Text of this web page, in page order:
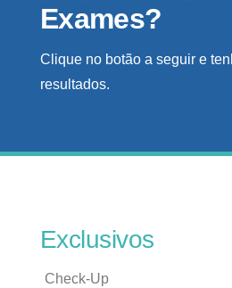
Exames?
Clique no botão a seguir e
resultados.
Exclusivos
Check-Up